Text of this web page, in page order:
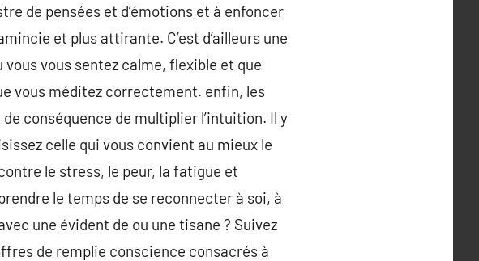
de pensées et d’émotions et à enfoncer
et plus attirante. C’est d’ailleurs une
vous sentez calme, flexible et que
vous méditez correctement. enfin, les
conséquence de multiplier l’intuition. Il y
celle qui vous convient au mieux le
le stress, le peur, la fatigue et
le temps de se reconnecter à soi, à
une évident de ou une tisane ? Suivez
de remplie conscience consacrés à